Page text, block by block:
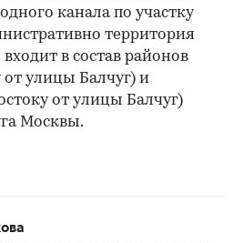
канала по участку
территория
входит в состав районов
от улицы Балчуг) и
от улицы Балчуг)
Москвы.